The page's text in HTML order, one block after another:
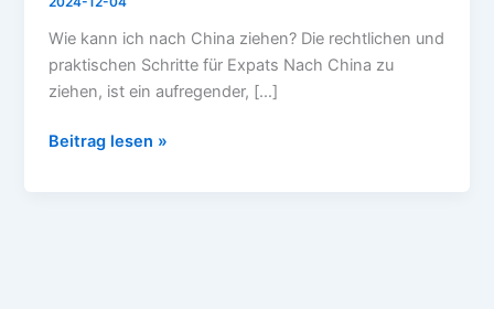
Wie kann ich nach China ziehen? Die rechtlichen und
praktischen Schritte für Expats Nach China zu
ziehen, ist ein aufregender, […]
Beitrag lesen »